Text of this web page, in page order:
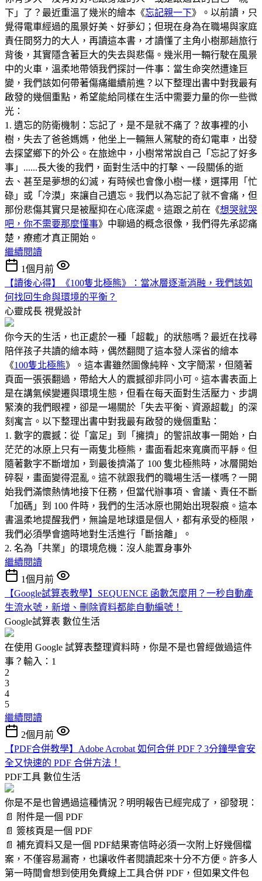
下」了？最近重溫了幾米的繪本《忘記親一下》。以前讀，只
覺得電車經過的風景好美、好夢幻；但現在身為在職場與家庭
責任間努力的大人，再讀這本書，才讀懂了主角小樹那趟旅行
背後，其實隱含著巨大的失去與悲傷。幾米用一輛行駛在風景
中的火車，溫柔地帶領我們探討一件事：當生命突然遭逢巨
變，我們該如何帶著傷痛繼續前進？以下整理出書中對我最有
啟發的幾個重點，希望能給同樣在生活中需要力量的你一些微
光：
1. 遺忘的防衛機制：忘記了，是不是就不痛了？故事裡的小
樹，失去了爸爸媽媽，他坐上一輛無人駕駛的奇幻電車，出發
去探望鄉下的外公。在旅途中，小樹常常說自己「忘記了好多
事」......長大後的我們，面對生活中的打擊、一段關係的逝
去、甚至是夢想的幻滅，有時候也會像小樹一樣，選擇用「忙
碌」或「冷漠」來讓自己遺忘。我們以為忘記了就不會痛，但
那份悲傷其實只是被壓抑在心底深處。這跟之前在《想哭就哭
吧，你不需要那麼懂事》中聊過的概念很像，我們得先承認痛
楚，療癒才真正開始。
繼續閱讀
1個月前
【讀後心得】《100隻北極熊》：當冰層逐漸消融，我們該如
何找回生命與環境的平衡？
心靈成長 視覺設計
你今天的生活，也正處於一種「超載」的狀態嗎？最近在找尋
陪伴孩子共讀的繪本時，偶然翻閱了這本發人深省的繪本
《100隻北極熊》。這本書雖然圖像純粹、文字簡潔，但隨著
頁面一張張翻過，帶給大人的震撼卻非同小可。這本書表面上
是在講氣候變遷與環境生態，但看在每天面對生活壓力、步調
緊湊的我們眼裡，卻是一場關於「失去平衡、資源超載」的深
刻寓言。以下整理出書中對我最有啟發的幾個重點：
1. 數字的震撼：從「富足」到「擁擠」的警訊故事一開始，白
茫茫的冰原上只有一兩隻北極熊，畫面看起來寬廣而平靜。但
隨著數字不斷增加，到最後擠滿了 100 隻北極熊時，冰層開始
碎裂，畫面變得混亂。這不就跟我們的職場生活一樣嗎？一開
始我們滿懷熱情地接下任務，但當代辦事項、會議、責任不斷
「加碼」到 100 件時，我們的生活冰原也開始出現裂痕。這本
書溫柔地提醒我們，無論是地球還是個人，都有承受的極限，
我們必須學會適時地對生活進行「斷捨離」。
2. 名為「共業」的環境危機：沒人能置身事外
繼續閱讀
1個月前
【Google試算表教學】SEQUENCE 函數怎麼用？一秒自動產
生流水號，新增、刪除資料都能自動編號！
Google試算表 數位生活
在使用 Google 試算表整理資料時，你是不是也曾經做過這件
事？輸入：1
2
3
4
5
繼續閱讀
2個月前
【PDF合併教學】Adobe Acrobat 如何合併 PDF？3分鐘學會安
全又快速的 PDF 合併方法！
PDF工具 數位生活
你是不是也曾遇過這種情況？明明報告已經完成了，卻發現：
📄 附件是一個 PDF
📄 簽核頁是一個 PDF
📄 補充資料又是一個 PDF結果寄信時必須一次附上好幾個檔
案，不僅容易漏寄，也讓收件者閱讀起來十分不方便。許多人
第一時間會想到使用免費線上工具合併 PDF，但如果文件包